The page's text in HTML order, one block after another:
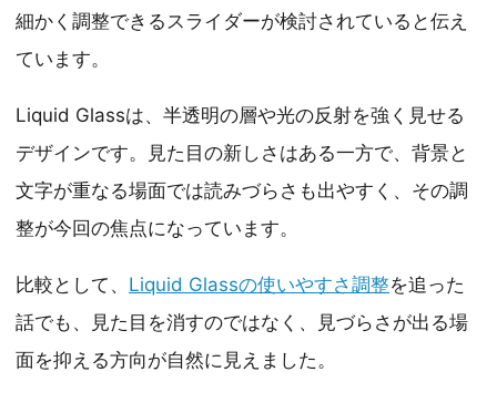
細かく調整できるスライダーが検討されていると伝え
ています。
Liquid Glassは、半透明の層や光の反射を強く見せる
デザインです。見た目の新しさはある一方で、背景と
文字が重なる場面では読みづらさも出やすく、その調
整が今回の焦点になっています。
比較として、 Liquid Glassの使いやすさ調整を追った
話でも、見た目を消すのではなく、見づらさが出る場
面を抑える方向が自然に見えました。